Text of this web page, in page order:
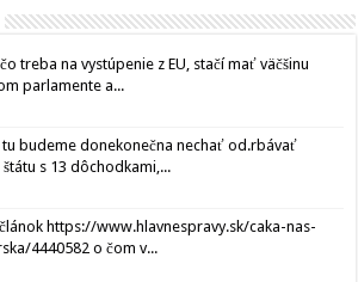
treba na vystúpenie z EU, stačí mať väčšinu
parlamente a...
tu budeme donekonečna nechať od.rbávať
s 13 dôchodkami,...
https://www.hlavnespravy.sk/caka-nas-
4440582 o čom v...